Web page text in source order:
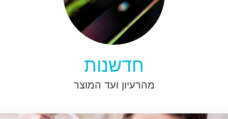
חדשנות
מהרעיון ועד המוצר